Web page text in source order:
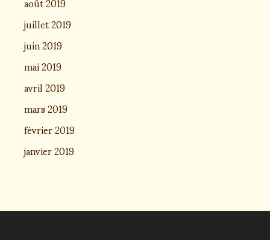
juillet 2019
juin 2019
mai 2019
avril 2019
mars 2019
février 2019
janvier 2019